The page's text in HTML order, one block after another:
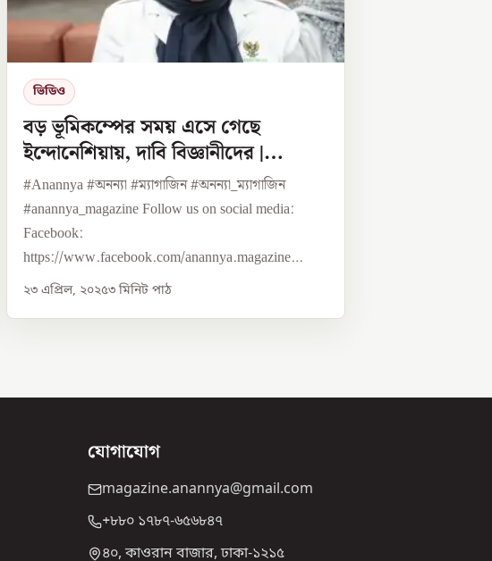
ভিডিও
বড় ভূমিকম্পের সময় এসে গেছে
ইন্দোনেশিয়ায়, দাবি বিজ্ঞানীদের |
Anannya | DW
#Anannya #অনন্যা #ম্যাগাজিন #অনন্যা_ম্যাগাজিন
#anannya_magazine Follow us on social media:
Facebook:
https://www.facebook.com/anannya.magazine
Twitter...
২৩ এপ্রিল, ২০২৫৩ মিনিট পাঠ
যোগাযোগ
magazine.anannya@gmail.com
+৮৮০ ১৭৮৭-৬৫৬৮৪৭
৪০, কাওরান বাজার, ঢাকা-১২১৫